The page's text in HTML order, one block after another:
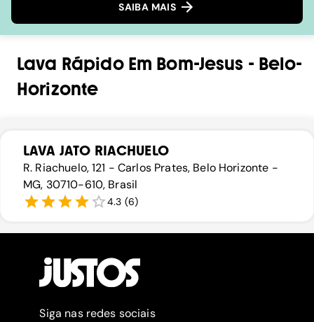
SAIBA MAIS
Lava RápidoEm Bom-Jesus - Belo-
Horizonte
LAVA JATO RIACHUELO
R. Riachuelo, 121 - Carlos Prates, Belo Horizonte -
MG, 30710-610, Brasil
4.3 (6)
Siga nas redes sociais